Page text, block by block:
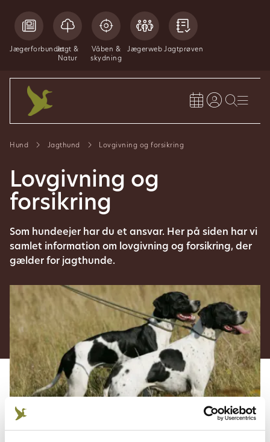
JægerforbundetJagt &
Natur
Våben &
skydning
Jægerweb Jagtprøven
Hund Jagthund Lovgivning og forsikring
Lovgivning og
forsikring
Som hundeejer har du et ansvar. Her på siden har vi
samlet information om lovgivning og forsikring, der
gælder for jagthunde.